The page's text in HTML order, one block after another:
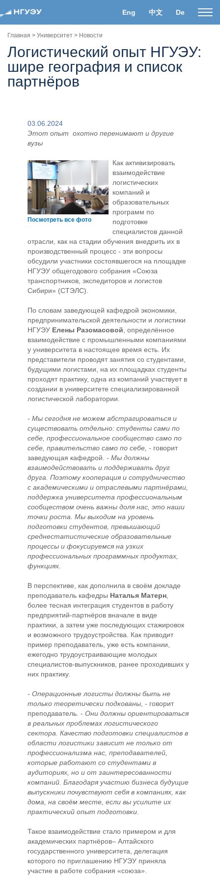
Eng 中文 De
Главная > Университет > Новости
Логистический опыт НГУЭУ:
шире география и список
партнёров
03.06.2024
Этот опыт охотно перенимают и другие
вузы
Посмотреть все фото
Как активизировать
взаимодействие
логистических
компаний и
образовательных
программ по
подготовке
специалистов данной
отрасли, как на стадии обучения внедрить их в
производственный процесс - эти вопросы
обсудили участники состоявшегося на площадке
НГУЭУ общегодового собрания «Союза
транспортников, экспедиторов и логистов
Сибири» (СТЭЛС).
По словам заведующей кафедрой экономики,
предпринимательской деятельности и логистики
НГУЭУ Елены Разомасовой , определённое
взаимодействие с промышленными компаниями
у университета в настоящее время есть. Их
представители проводят занятия со студентами,
будущими логистами, на их площадках студенты
проходят практику, одна из компаний участвует в
создании в университете специализированной
логистической лаборатории.
- Мы сегодня не можем абстрагироваться и
существовать отдельно: студенты сами по
себе, профессиональное сообщество само по
себе, правительство само по себе, - говорит
заведующая кафедрой. - Мы должны
взаимодействовать и поддерживать друг
друга. Поэтому кооперация и сотрудничество
с академическими и отраслевыми партнёрами,
поддержка университета профессиональным
сообществом очень важны доля нас, это наши
точки роста. Мы выходим на уровень
подготовки студентов, превышающий
среднестатистические образовательные
процессы и фокусируемся на узких
профессиональных программных продуктах,
функциях.
В перспективе, как дополнила в своём докладе
преподаватель кафедры Наталья Матерн
более тесная интеграция студентов в работу
предприятий-партнёров вначале в виде
практики, а затем уже последующих стажировок
и возможного трудоустройства. Как приводит
пример преподаватель, уже есть компании,
ежегодно трудоустраивающие молодых
специалистов-выпускников, ранее проходивших у
них практику.
- Операционные логисты должны быть не
только теоретически подкованы , - говорит
преподаватель. - Они должны ориентироваться
в реальных проблемах логистического
сектора. Качество подготовки специалистов в
области логистики зависит не только от
профессионализма нас, преподавателей,
которые работают со студентами в
аудиториях, но и от заинтересованности
компаний. Благодаря участию бизнеса будущие
выпускники почувствуют себя в компаниях, как
дома, на своём месте, если вы усилите их
практический опыт подготовки.
Такое взаимодействие стало примером и для
академических партнёров– Алтайского
государственного университета, делегация
которого по приглашению НГУЭУ приняла
участие в работе собрания «союза».